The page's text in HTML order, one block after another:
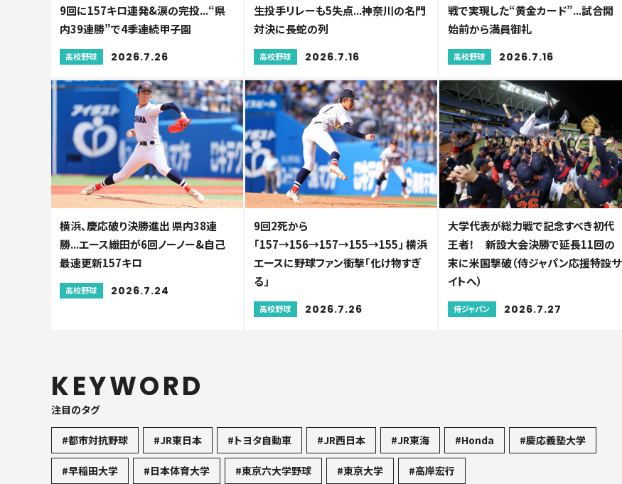
9回に157キロ連発&涙の完投...“県
内39連勝”で4季連続甲子園
高校野球 2026.7.26
生投手リレーも5失点...神奈川の名門
対決に長蛇の列
高校野球 2026.7.16
戦で実現した“黄金カード”...試合開
始前から満員御礼
高校野球 2026.7.16
横浜、慶応破り決勝進出 県内38連
勝...エース織田が6回ノーノー&自己
最速更新157キロ
高校野球 2026.7.24
9回2死から
「157→156→157→155→155」 横浜
エースに野球ファン衝撃「化け物すぎ
る」
高校野球 2026.7.26
大学代表が総力戦で記念すべき初代
王者！ 新設大会決勝で延長11回の
末に米国撃破（侍ジャパン応援特設サ
イトへ）
侍ジャパン 2026.7.27
KEYWORD
注目のタグ
#都市対抗野球 #JR東日本 #トヨタ自動車 #JR西日本 #JR東海 #Honda #慶応義塾大学
#早稲田大学 #日本体育大学 #東京六大学野球 #東京大学 #高岸宏行